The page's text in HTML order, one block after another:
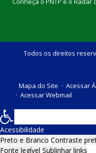
Todos os direitos
Mapa do Site
Acessar
Acessar Webmail
Acessibilidade
Preto e Branco Contraste
Fonte legível Sublinhar links